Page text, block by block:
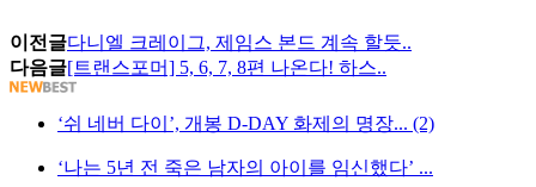
이전글다니엘 크레이그, 제임스 본드 계속 할듯..
다음글[트랜스포머] 5, 6, 7, 8편 나온다! 하스..
‘쉬 네버 다이’, 개봉 D-DAY 화제의 명장... (2)
‘나는 5년 전 죽은 남자의 아이를 임신했다’ ...